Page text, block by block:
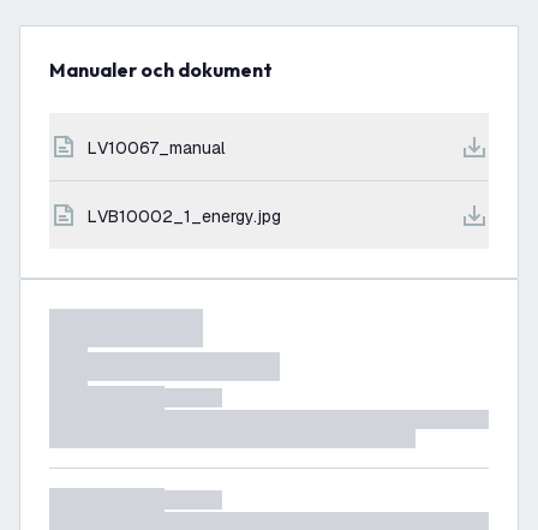
Manualer och dokument
LV10067_manual
LVB10002_1_energy.jpg